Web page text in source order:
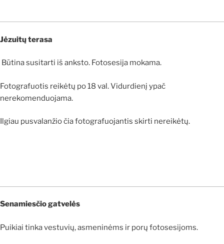
Jėzuitų terasa
Būtina susitarti iš anksto. Fotosesija mokama.
Fotografuotis reikėtų po 18 val. Vidurdienį ypač
nerekomenduojama.
Ilgiau pusvalanžio čia fotografuojantis skirti nereikėtų.
Senamiesčio gatvelės
Puikiai tinka vestuvių, asmeninėms ir porų fotosesijoms.